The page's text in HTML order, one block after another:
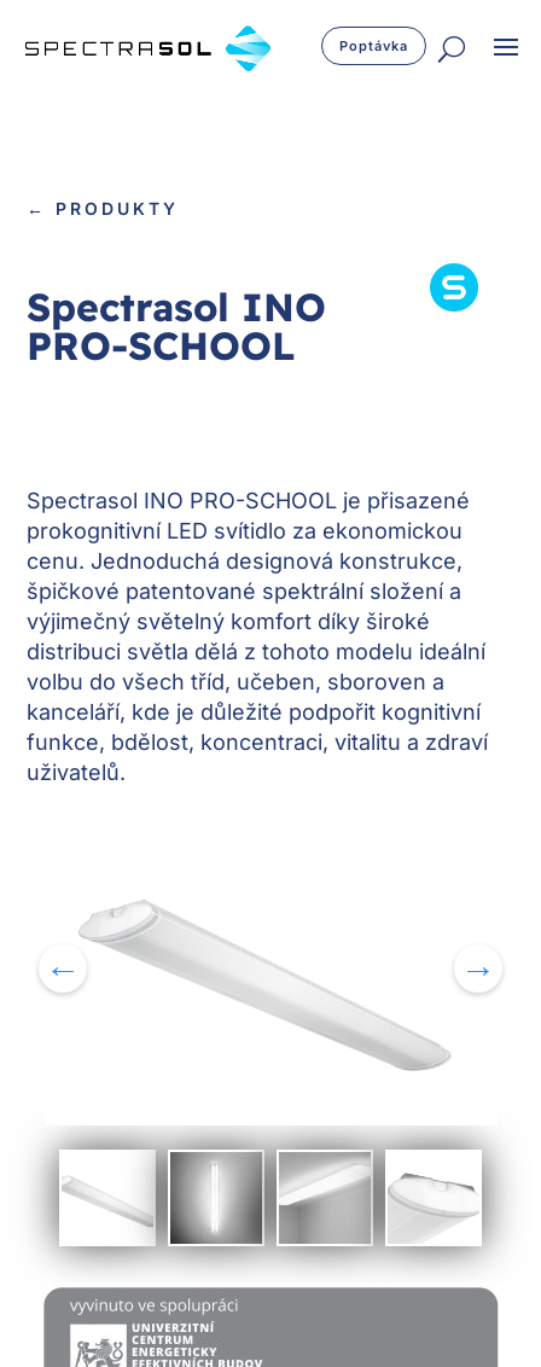
Poptávka
← PRODUKTY
Spectrasol INO
PRO-SCHOOL
Spectrasol INO PRO-SCHOOL je přisazené
prokognitivní LED svítidlo za ekonomickou
cenu. Jednoduchá designová konstrukce,
špičkové patentované spektrální složení a
výjimečný světelný komfort díky široké
distribuci světla dělá z tohoto modelu ideální
volbu do všech tříd, učeben, sboroven a
kanceláří, kde je důležité podpořit kognitivní
funkce, bdělost, koncentraci, vitalitu a zdraví
uživatelů.